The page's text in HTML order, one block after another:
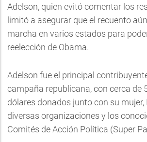
Adelson, quien evitó comentar los
limitó a asegurar que el recuento
marcha en varios estados para
reelección de Obama.
Adelson fue el principal
campaña republicana, con cerca de
dólares donados junto con su mujer,
diversas organizaciones y los
Comités de Acción Política (Super